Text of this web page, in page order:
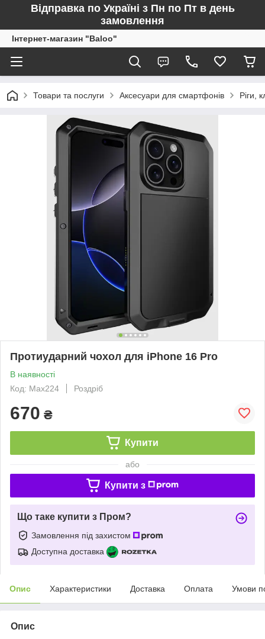
Відправка по Україні з Пн по Пт в день
замовлення
Інтернет-магазин "Baloo"
Товари та послуги Аксесуари для смартфонів Ріги,
Протиударний чохол для iPhone 16 Pro
В наявності
Код: Max224
Роздріб
670 ₴
Купити
або
Купити з
Що таке купити з Пром?
Замовлення під захистом
Доступна доставка
Опис Характеристики Доставка Оплата Умови
Опис